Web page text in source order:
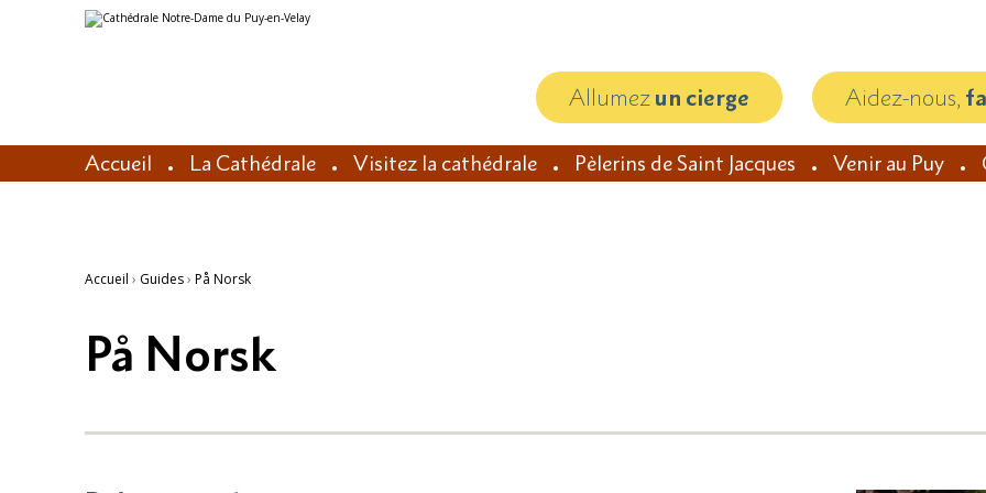
Aller
au
Outils
personnels
Allumezun cierge Aidez-nous,
Accueil La Cathédrale Visitez la cathédrale Pèlerins de Saint Jacques Venir au Puy
Accueil › Guides› På Norsk
På Norsk